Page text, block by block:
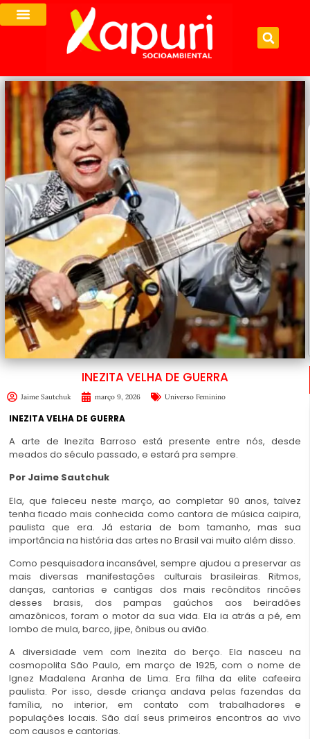
INEZITA VELHA DE GUERRA
Jaime Sautchuk março 9, 2026 Universo Feminino
INEZITA VELHA DE GUERRA
A arte de Inezita Barroso está presente entre nós, desde
meados do século passado, e estará pra sempre.
Por Jaime Sautchuk
Ela, que faleceu neste março, ao completar 90 anos, talvez
tenha ficado mais conhecida como cantora de música caipira,
paulista que era. Já estaria de bom tamanho, mas sua
importância na história das artes no Brasil vai muito além disso.
Como pesquisadora incansável, sempre ajudou a preservar as
mais diversas manifestações culturais brasileiras. Ritmos,
danças, cantorias e cantigas dos mais recônditos rincões
desses brasis, dos pampas gaúchos aos beiradões
amazônicos, foram o motor da sua vida. Ela ia atrás a pé, em
lombo de mula, barco, jipe, ônibus ou avião.
A diversidade vem com Inezita do berço. Ela nasceu na
cosmopolita São Paulo, em março de 1925, com o nome de
Ignez Madalena Aranha de Lima. Era filha da elite cafeeira
paulista. Por isso, desde criança andava pelas fazendas da
família, no interior, em contato com trabalhadores e
populações locais. São daí seus primeiros encontros ao vivo
com causos e cantorias.